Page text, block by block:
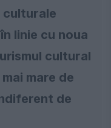
culturale
linie cu noua
cultural
mare de
de